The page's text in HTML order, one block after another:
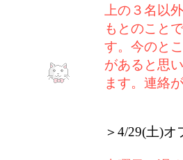
上の３名以
もとのことで
す。今のと
があると思い
ます。連絡
＞4/29(土)